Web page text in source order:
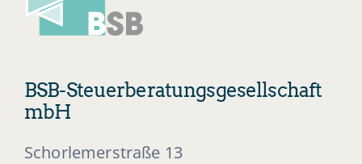
BSB-Steuerberatungsgesellschaft
mbH
Schorlemerstraße 13